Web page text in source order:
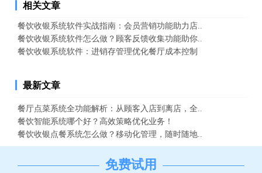
相关文章
餐饮收银系统软件实战指南：会员营销功能助力店..
餐饮收银系统软件怎么做？顾客反馈收集功能助你..
餐饮收银系统软件：进销存管理优化餐厅成本控制
最新文章
餐厅点菜系统全功能解析：从顾客入店到离店，全..
餐饮智能系统哪个好？高效策略优化业务！
餐饮收银点餐系统怎么做？移动化管理，随时随地..
免费试用